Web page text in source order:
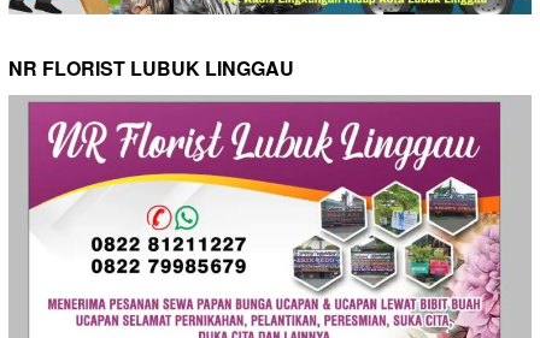
NR FLORIST LUBUK LINGGAU